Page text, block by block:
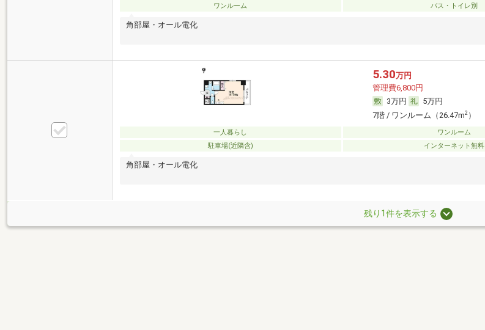
ワンルーム
バス・トイレ別
角部屋・オール電化
5.30万円
管理費6,800円
3万円
5万円
7階 / ワンルーム（26.47m2 ）
一人暮らし ワンルーム
駐車場(近隣含)
インターネット無料
角部屋・オール電化
残り1件を表示する